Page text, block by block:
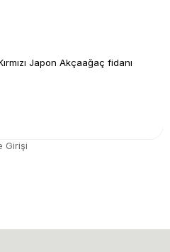
Japon Akçaağaç fidanı
Girişi